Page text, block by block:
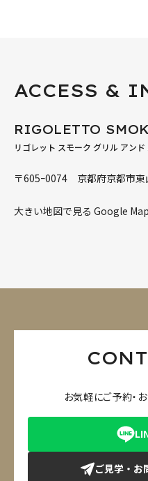
ACCESS &
RIGOLETTO
リゴレット スモーク グリル アンド
〒605ｰ0074 京都府京都市東
大きい地図で見る Google Map
お気軽にご予約・
ご見学・お